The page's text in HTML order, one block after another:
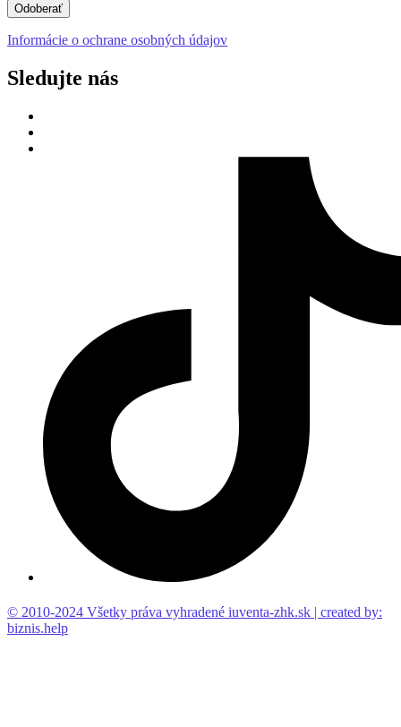
Odoberať
Informácie o ochrane osobných údajov
Sledujte nás
© 2010-2024 Všetky práva vyhradené iuventa-zhk.sk | created by:
biznis.help